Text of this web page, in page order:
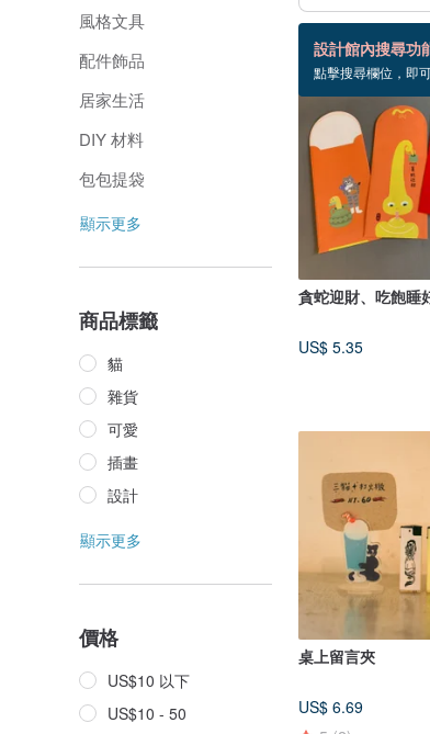
風格文具
配件飾品
居家生活
DIY 材料
包包提袋
顯示更多
商品標籤
貓
雜貨
可愛
插畫
設計
顯示更多
價格
US$10 以下
US$10 - 50
設計館內搜尋功
點擊搜尋欄位，即
68 個商品
貪蛇迎財、吃飽睡
US$ 5.35
桌上留言夾
US$ 6.69